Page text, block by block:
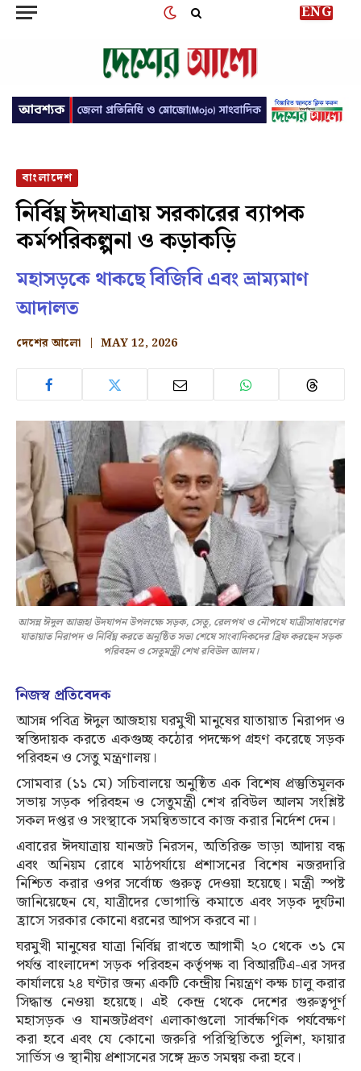
ENG
বাংলাদেশ
নির্বিঘ্ন ঈদযাত্রায় সরকারের ব্যাপক
কর্মপরিকল্পনা ও কড়াকড়ি
মহাসড়কে থাকছে বিজিবি এবং ভ্রাম্যমাণ
আদালত
দেশের আলো MAY 12, 2026
আসন্ন ঈদুল আজহা উদযাপন উপলক্ষে সড়ক, সেতু, রেলপথ ও নৌপথে যাত্রীসাধারণের
যাতায়াত নিরাপদ ও নির্বিঘ্ন করতে অনুষ্ঠিত সভা শেষে সাংবাদিকদের ব্রিফ করছেন সড়ক
পরিবহন ও সেতুমন্ত্রী শেখ রবিউল আলম।
নিজস্ব প্রতিবেদক
আসন্ন পবিত্র ঈদুল আজহায় ঘরমুখী মানুষের যাতায়াত নিরাপদ ও
স্বস্তিদায়ক করতে একগুচ্ছ কঠোর পদক্ষেপ গ্রহণ করেছে সড়ক
পরিবহন ও সেতু মন্ত্রণালয়।
সোমবার (১১ মে) সচিবালয়ে অনুষ্ঠিত এক বিশেষ প্রস্তুতিমূলক
সভায় সড়ক পরিবহন ও সেতুমন্ত্রী শেখ রবিউল আলম সংশ্লিষ্ট
সকল দপ্তর ও সংস্থাকে সমন্বিতভাবে কাজ করার নির্দেশ দেন।
এবারের ঈদযাত্রায় যানজট নিরসন, অতিরিক্ত ভাড়া আদায় বন্ধ
এবং অনিয়ম রোধে মাঠপর্যায়ে প্রশাসনের বিশেষ নজরদারি
নিশ্চিত করার ওপর সর্বোচ্চ গুরুত্ব দেওয়া হয়েছে। মন্ত্রী স্পষ্ট
জানিয়েছেন যে, যাত্রীদের ভোগান্তি কমাতে এবং সড়ক দুর্ঘটনা
হ্রাসে সরকার কোনো ধরনের আপস করবে না।
ঘরমুখী মানুষের যাত্রা নির্বিঘ্ন রাখতে আগামী ২০ থেকে ৩১ মে
পর্যন্ত বাংলাদেশ সড়ক পরিবহন কর্তৃপক্ষ বা বিআরটিএ-এর সদর
কার্যালয়ে ২৪ ঘণ্টার জন্য একটি কেন্দ্রীয় নিয়ন্ত্রণ কক্ষ চালু করার
সিদ্ধান্ত নেওয়া হয়েছে। এই কেন্দ্র থেকে দেশের গুরুত্বপূর্ণ
মহাসড়ক ও যানজটপ্রবণ এলাকাগুলো সার্বক্ষণিক পর্যবেক্ষণ
করা হবে এবং যে কোনো জরুরি পরিস্থিতিতে পুলিশ, ফায়ার
সার্ভিস ও স্থানীয় প্রশাসনের সঙ্গে দ্রুত সমন্বয় করা হবে।